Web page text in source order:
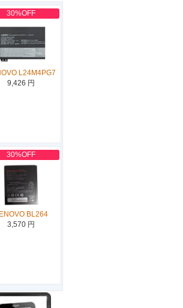
30%OFF
L24M4PG7
9,426 円
30%OFF
BL264
3,570 円